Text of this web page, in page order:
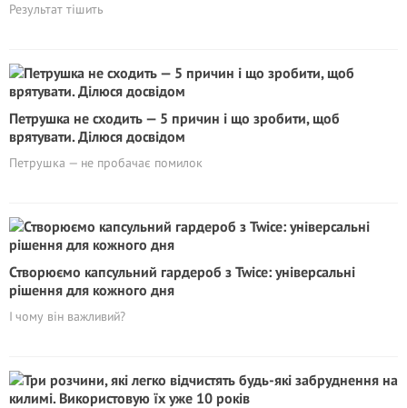
Результат тішить
Петрушка не сходить — 5 причин і що зробити, щоб
врятувати. Ділюся досвідом
Петрушка — не пробачає помилок
Створюємо капсульний гардероб з Twice: універсальні
рішення для кожного дня
І чому він важливий?